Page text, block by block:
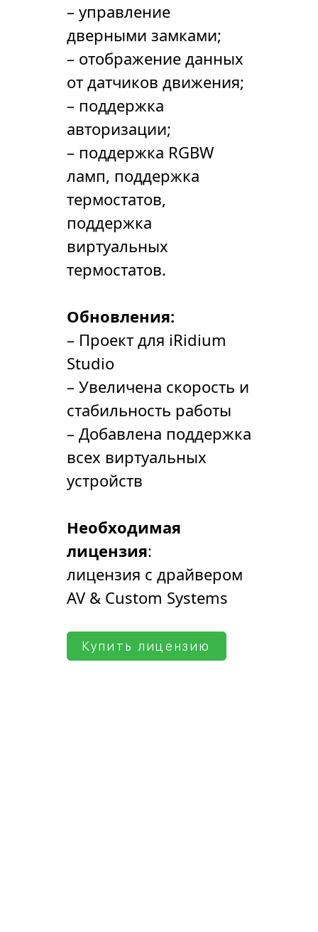
– управление
дверными замками;
– отображение данных
от датчиков движения;
– поддержка
авторизации;
– поддержка RGBW
ламп, поддержка
термостатов,
поддержка
виртуальных
термостатов.
Обновления:
– Проект для iRidium
Studio
– Увеличена скорость и
стабильность работы
– Добавлена поддержка
всех виртуальных
устройств
Необходимая
лицензия:
лицензия с драйвером
AV & Custom Systems
Купить лицензию